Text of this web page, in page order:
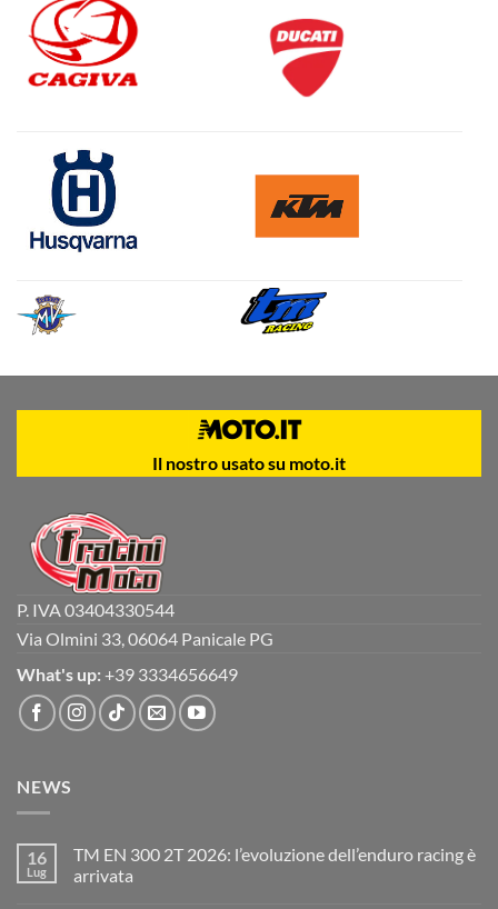
Il nostro usato su moto.it
P. IVA 03404330544
Via Olmini 33, 06064 Panicale PG
What's up: +39 3334656649
NEWS
16
Lug
TM EN 300 2T 2026: l’evoluzione dell’enduro racing è
arrivata